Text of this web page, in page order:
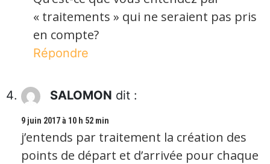
« traitements » qui ne seraient pas pris
en compte?
Répondre
SALOMON dit :
9 juin 2017 à 10 h 52 min
j’entends par traitement la création des
points de départ et d’arrivée pour chaque